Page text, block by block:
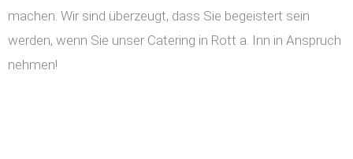
machen. Wir sind überzeugt, dass Sie begeistert sein
werden, wenn Sie unser Catering in Rott a. Inn in Anspruch
nehmen!